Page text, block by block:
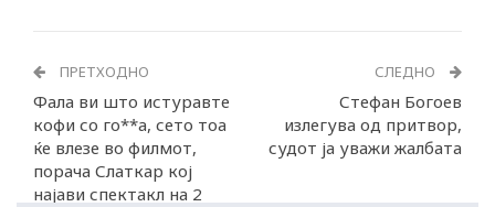
ПРЕТХОДНО
Фала ви што истуравте
кофи со го**а, сето тоа
ќе влезе во филмот,
порача Слаткар кој
најави спектакл на 2
СЛЕДНО
Стефан Богоев
излегува од притвор,
судот ја уважи жалбата